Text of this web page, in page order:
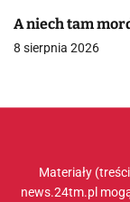
A niech tam
8 sierpnia 2026
Materiały
news.24tm.pl